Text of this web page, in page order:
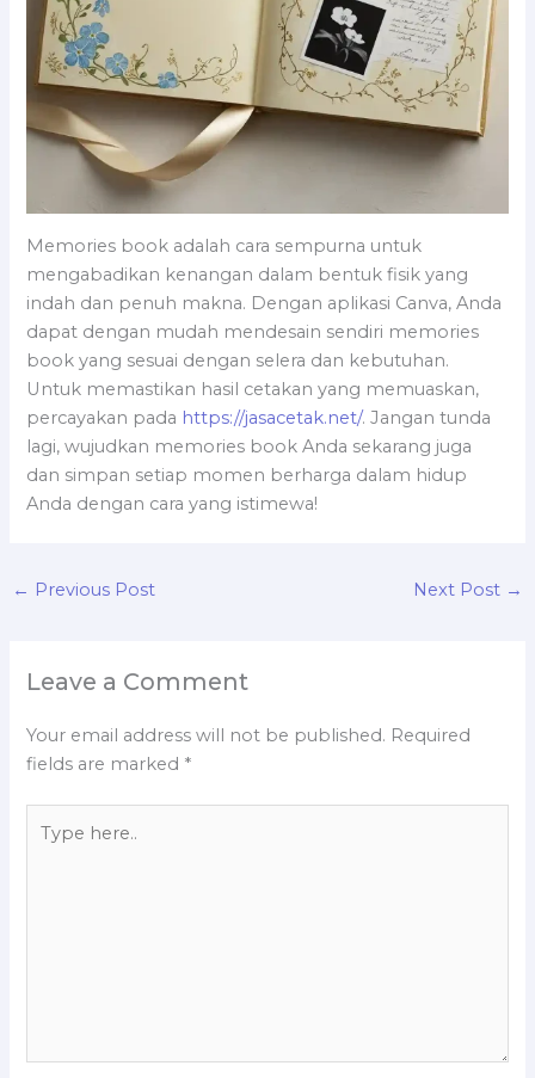
Memories book adalah cara sempurna untuk
mengabadikan kenangan dalam bentuk fisik yang
indah dan penuh makna. Dengan aplikasi Canva, Anda
dapat dengan mudah mendesain sendiri memories
book yang sesuai dengan selera dan kebutuhan.
Untuk memastikan hasil cetakan yang memuaskan,
percayakan pada https://jasacetak.net/. Jangan tunda
lagi, wujudkan memories book Anda sekarang juga
dan simpan setiap momen berharga dalam hidup
Anda dengan cara yang istimewa!
← Previous Post Next Post →
Leave a Comment
Your email address will not be published. Required
fields are marked *
here..